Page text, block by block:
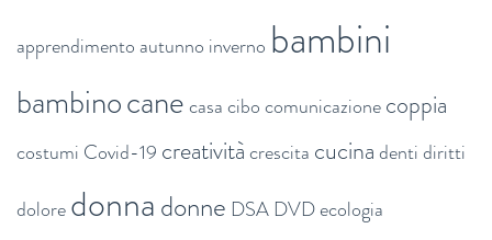
apprendimento autunno inverno bambini
bambinocanecasacibocomunicazionecoppia
costumi Covid-19 creativitàcrescita cucinadentidiritti
doloredonnadonne DSA DVDecologia